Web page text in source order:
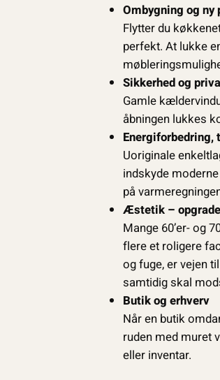
Ombygning og ny
Flytter du
perfekt. At lukke
Sikkerhed og
Gamle
åbningen lukkes
Uoriginale
indskyde
på
Æstetik –
Mange 60’er- og
flere et roligere
og fuge, er vejen
samtidig skal
Butik og erhverv
Når en butik
ruden med muret
eller inventar.